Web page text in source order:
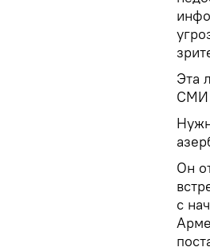
Эта
СМИ
Он
с